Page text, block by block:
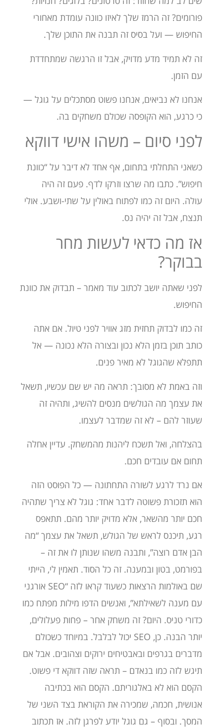
פורומים? זה הרמז שלך לאיזו כוונה עומדת מאחורי
החיפוש — ועל בסיס זה תבנה את התוכן שלך.
זה לא תמיד מדע מדויק, אבל זו הרגשה שמתחדדת
עם הזמן.
אנחנו לא נביאים, אנחנו פשוט מסתכלים על גוגל —
כי כרגע, הוא הקופסה שכולם משחקים בה.
לפני סיום – משהו אישי דווקא
כשאני התחלתי בתחום, אף אחד לא דיבר על “כוונת
חיפוש”. כתבו מה שרצו וזרקו לדף. פעם זה היה
עולה. היום זה כמו לפתוח באולין על שתי-ושבע. אולי
תנצח, אבל זה יהיה נס.
אז מה כדאי לעשות מחר
בבוקר?
לפני שאתה יושב לכתוב עוד מאמר – תבדוק את כוונת
החיפוש.
זה כמו לבדוק תחזית מזג אוויר לפני טיול. אם אתה
כותב תוכן בזמן הלא נכון ובצורה הלא נכונה — אל
תתפלא שהגוגל לא מאיר פנים.
וזה באמת לא מסובך: תראה מה יש שם עכשיו, תשאל
את עצמך מה הגולשים מנסים להשיג, ותהיה זה
שעוזר להם – לא זה שמדבר לעצמו.
בהצלחה, ואל תשכח ליהנות מהמשחק. עדיין אחלה
תחום אם עובדים חכם.
אם נרד לרגע לשורה התחתונה — כל הפוסט הזה
הוא תזכורת פשוטה לדבר אחד: גוגל לא צריך שתהיה
חכם יותר מהשאר, אלא מדויק יותר מהם. תתאפס
רגע, תיכנס לראש של הגולש, תשאל את עצמך “מה
הבן אדם רוצה”, ותבנה משהו שנותן לו את זה –
בפורמט, בטון ובמענה. זה כל הסוד. תאמין לי, הייתי
שם באולמות הרצאות כשעוד קראו לזה “SEO אורגני
עם מענה לשאילתא”, ואנשים הדפו מילות מפתח כמו
כדורי טניס. היום? זה משחק אחר – פחות פעלולים,
יותר הבנה. כן, SEO יכול לבלבל. במיוחד כשכולם
מדברים בגרפים ובאבטיחים ירוקים וצהובים. אבל אם
תיגש לזה כמו בנאדם – תראה שזה דווקא די פשוט.
הקסם הוא לא באלגוריתם. הקסם הוא בכתיבה
אנושית, חכמה, שמכירה את הקוראת בצד השני של
המסך. ובסוף – גם גוגל יודע לפרגן לזה. אז תכתוב